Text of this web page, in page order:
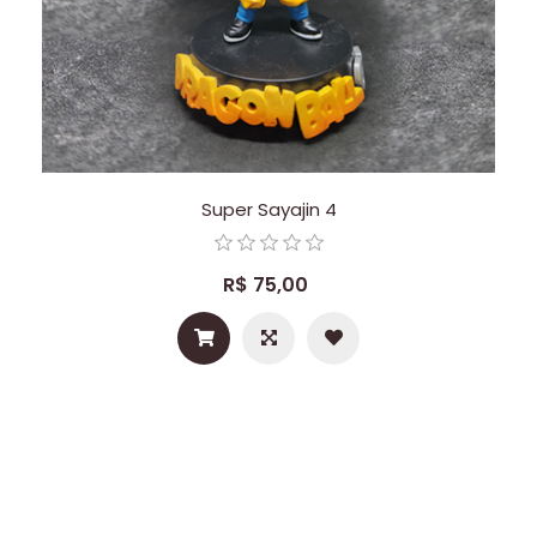
Super Sayajin 4
R$ 75,00